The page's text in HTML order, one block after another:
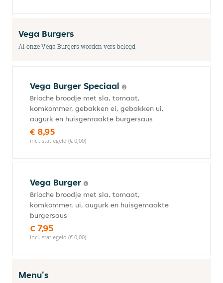
Vega Burgers
Al onze Vega Burgers worden vers belegd
Vega Burger Speciaal
Brioche broodje met sla, tomaat,
komkommer, gebakken ei, gebakken ui,
augurk en huisgemaakte burgersaus
€ 8,95
incl. statiegeld (€ 0,00)
Vega Burger
Brioche broodje met sla, tomaat,
komkommer, ui, augurk en huisgemaakte
burgersaus
€ 7,95
incl. statiegeld (€ 0,00)
Menu's